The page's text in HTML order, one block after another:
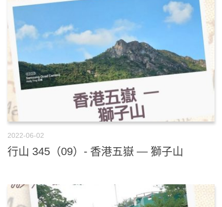
2022-06-02
行山 345（09）- 香港五嶽 — 獅子山